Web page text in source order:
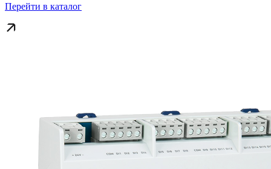
Перейти в каталог